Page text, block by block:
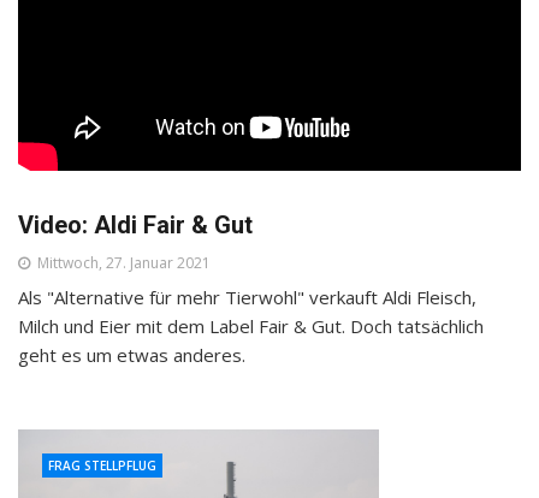
Video: Aldi Fair & Gut
Mittwoch, 27. Januar 2021
Als "Alternative für mehr Tierwohl" verkauft Aldi Fleisch,
Milch und Eier mit dem Label Fair & Gut. Doch tatsächlich
geht es um etwas anderes.
FRAG STELLPFLUG